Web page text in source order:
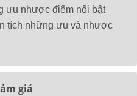
ưu nhược điểm nổi bật
tích những ưu và nhược
giá